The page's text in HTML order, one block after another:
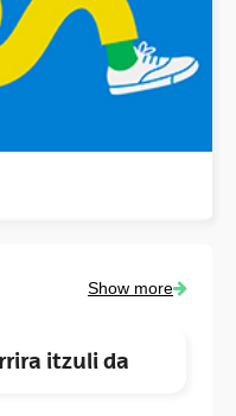
Show more
itzuli da